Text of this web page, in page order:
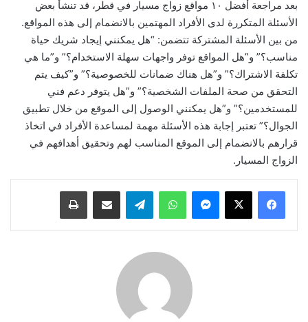
بعد مراجعة أفضل ١٠ مواقع زواج مسيار في قطر، قد تنشأ بعض
الأسئلة المتكررة لدى الأفراد المهتمين بالانضمام إلى هذه المواقع.
من بين الأسئلة المشتركة تتضمن: “هل يمكنني إيجاد شريك حياة
مناسب؟” و”هل المواقع توفر واجهات سهلة الاستخدام؟” و”ما هي
تكلفة الاشتراك؟” و”هل هناك ضمانات للخصوصية؟” و”كيف يتم
التحقق من صحة الملفات الشخصية؟” و”هل يتوفر دعم فني
للمستخدمين؟” و”هل يمكنني الوصول إلى الموقع من خلال تطبيق
الجوال؟” تعتبر إجابة هذه الأسئلة مهمة لمساعدة الأفراد في اتخاذ
قرارهم بالانضمام إلى الموقع المناسب لهم وتحقيق أهدافهم في
الزواج المسيار.
ماسنجر واتساب تيلقرام مشاركة عبر البريد طباعة